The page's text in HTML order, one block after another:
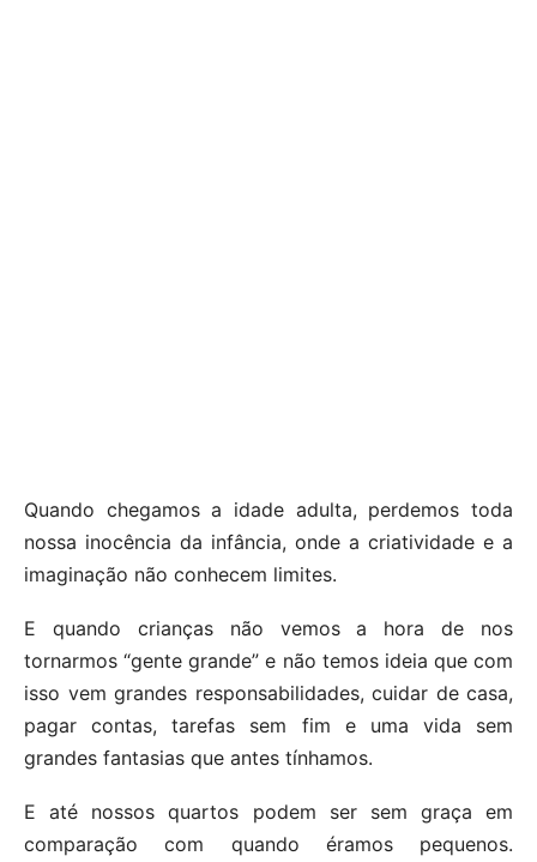
Quando chegamos a idade adulta, perdemos toda
nossa inocência da infância, onde a criatividade e a
imaginação não conhecem limites.
E quando crianças não vemos a hora de nos
tornarmos “gente grande” e não temos ideia que com
isso vem grandes responsabilidades, cuidar de casa,
pagar contas, tarefas sem fim e uma vida sem
grandes fantasias que antes tínhamos.
E até nossos quartos podem ser sem graça em
comparação com quando éramos pequenos.